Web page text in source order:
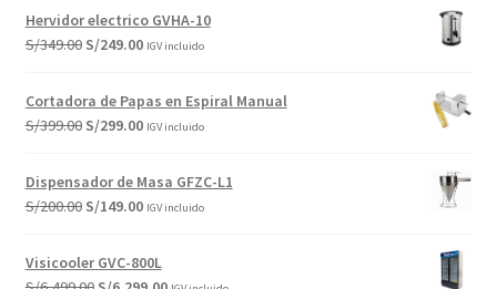
original
era:
actual
Hervidor electrico GVHA-10
S/349.00 El
original
era:
S/249.00El
es:
IGV incluido
Cortadora de Papas en Espiral Manual
S/399.00 El
original
era:
S/299.00El
actual
es:
IGV incluido
Dispensador de Masa GFZC-L1
S/200.00 El
original
era:
S/149.00El
actual
es:
IGV incluido
Visicooler GVC-800L